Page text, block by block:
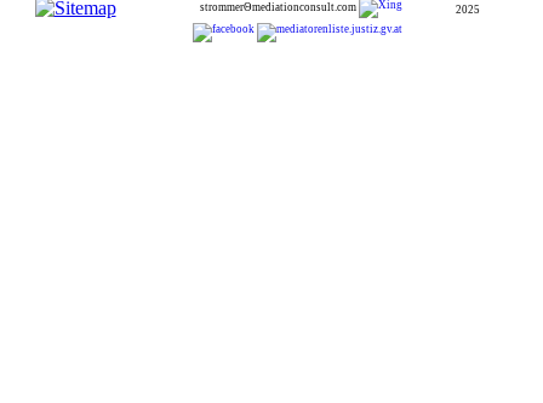
strommerΘmediationconsult.com
2025